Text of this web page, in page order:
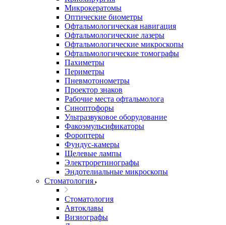
Микрокератомы
Оптические биометры
Офтальмологическая навигация
Офтальмологические лазеры
Офтальмологические микроскопы
Офтальмологические томографы
Пахиметры
Периметры
Пневмотонометры
Проектор знаков
Рабочие места офтальмолога
Синоптофоры
Ультразвуковое оборудование
Факоэмульсификаторы
Фороптеры
Фундус-камеры
Щелевые лампы
Электроретинографы
Эндотелиальные микроскопы
Стоматология
Стоматология
Автоклавы
Визиографы